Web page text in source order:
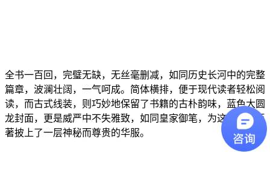
全书一百回，完璧无缺，无丝毫删减，如同历史长河中的完整
篇章，波澜壮阔，一气呵成。简体横排，便于现代读者轻松阅
读，而古式线装，则巧妙地保留了书籍的古朴韵味，蓝色大圆
龙封面，更是威严中不失雅致，如同皇家御笔，为这部传世巨
著披上了一层神秘而尊贵的华服。